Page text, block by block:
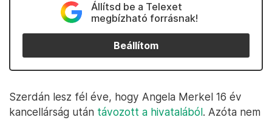
Állítsd be a Telexet
megbízható forrásnak!
Beállítom
Szerdán lesz fél éve, hogy Angela Merkel 16 év
kancellárság után távozott a hivatalából. Azóta nem